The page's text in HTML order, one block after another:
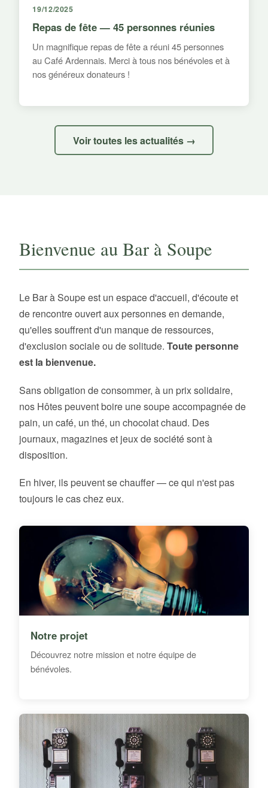
19/12/2025
Repas de fête — 45 personnes réunies
Un magnifique repas de fête a réuni 45 personnes
au Café Ardennais. Merci à tous nos bénévoles et à
nos généreux donateurs !
Voir toutes les actualités →
Bienvenue au Bar à Soupe
Le Bar à Soupe est un espace d'accueil, d'écoute et
de rencontre ouvert aux personnes en demande,
qu'elles souffrent d'un manque de ressources,
d'exclusion sociale ou de solitude. Toute personne
est la bienvenue.
Sans obligation de consommer, à un prix solidaire,
nos Hôtes peuvent boire une soupe accompagnée de
pain, un café, un thé, un chocolat chaud. Des
journaux, magazines et jeux de société sont à
disposition.
En hiver, ils peuvent se chauffer — ce qui n'est pas
toujours le cas chez eux.
Notre projet
Découvrez notre mission et notre équipe de
bénévoles.